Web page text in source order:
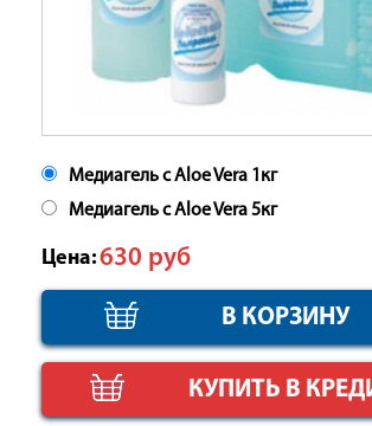
Медиагель с Aloe Vera 1кг
Медиагель с Aloe Vera 5кг
Цена:630 руб
КУПИТЬ В